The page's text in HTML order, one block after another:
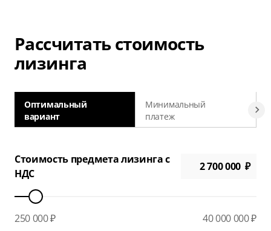
Рассчитать стоимость
лизинга
Оптимальный
вариант
Минимальный
платеж
Стоимость предмета лизинга с
НДС
250 000 ₽ 40 000 000 ₽